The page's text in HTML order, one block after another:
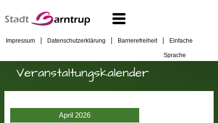
Impressum Datenschutzerklärung Barrierefreiheit Einfache
Sprache
Veranstaltungskalender
April 2026